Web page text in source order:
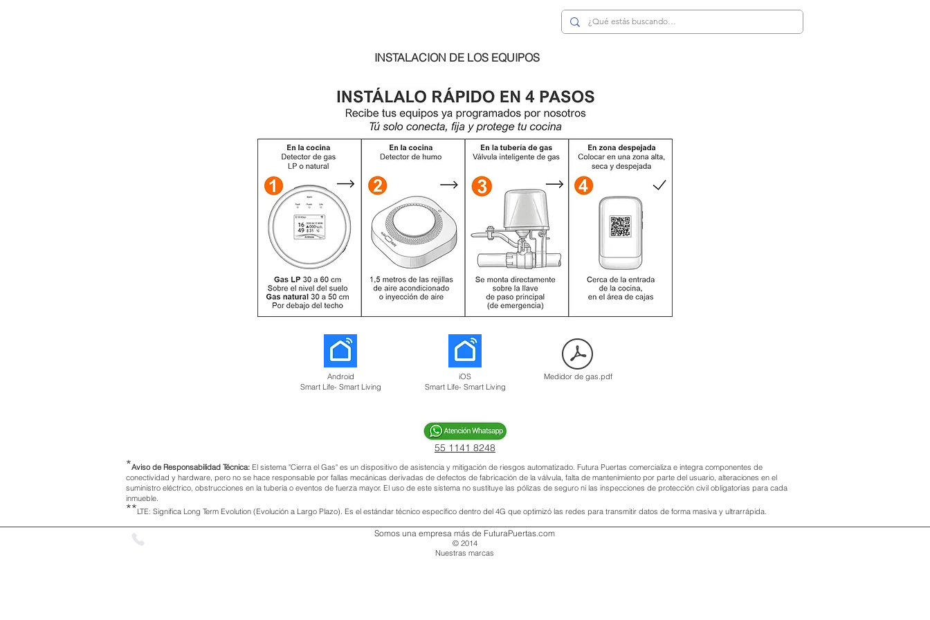
INSTALACION DE LOS EQUIPOS
Android
Smart Life- Smart Living
iOS
Smart Life- Smart Living
Medidor de gas.pdf
55 1141 8248
*Aviso de Responsabilidad Técnica: El sistema "Cierra el Gas" es un dispositivo de asistencia y mitigación de riesgos automatizado. Futura Puertas comercializa e integra componentes de
conectividad y hardware, pero no se hace responsable por fallas mecánicas derivadas de defectos de fabricación de la válvula, falta de mantenimiento por parte del usuario, alteraciones en el
suministro eléctrico, obstrucciones en la tubería o eventos de fuerza mayor. El uso de este sistema no sustituye las pólizas de seguro ni las inspecciones de protección civil obligatorias para cada
inmueble.
**LTE: Significa Long Term Evolution (Evolución a Largo Plazo). Es el estándar técnico específico dentro del 4G que optimizó las redes para transmitir datos de forma masiva y ultrarrápida.
Somos una empresa más de FuturaPuertas.com
© 2014
Nuestras marcas